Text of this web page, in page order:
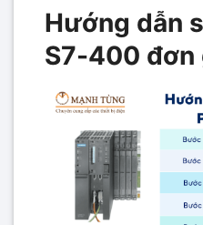
Hướng dẫn
S7-400 đơn